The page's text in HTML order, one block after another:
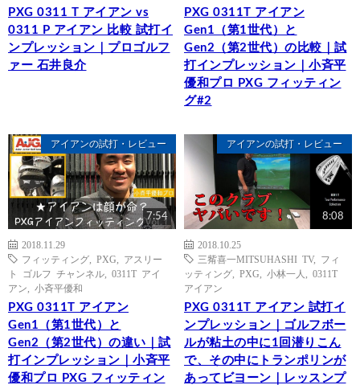
PXG 0311 T アイアン vs
0311 P アイアン 比較 試打イ
ンプレッション｜プロゴルフ
ァー 石井良介
PXG 0311T アイアン
Gen1（第1世代）と
Gen2（第2世代）の比較｜試
打インプレッション｜小斉平
優和プロ PXG フィッティン
グ#2
アイアンの試打・レビュー
7:54
2018.11.29
フィッティング
PXG
アスリー
ト ゴルフ チャンネル
0311T アイ
アン
小斉平優和
PXG 0311T アイアン
Gen1（第1世代）と
Gen2（第2世代）の違い｜試
打インプレッション｜小斉平
優和プロ PXG フィッティン
アイアンの試打・レビュー
8:08
2018.10.25
三觜喜一MITSUHASHI TV, フィ
ッティング
PXG 小林一人
0311T
アイアン
PXG 0311T アイアン 試打イ
ンプレッション｜ゴルフボー
ルが粘土の中に1回潜りこん
で、その中にトランポリンが
あってビヨーン｜レッスンプ